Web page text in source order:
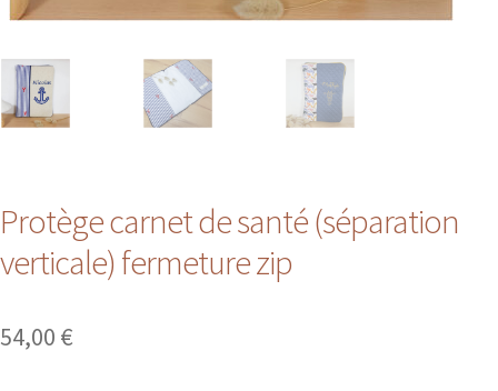
Protège carnet de santé (séparation
verticale) fermeture zip
54,00 €